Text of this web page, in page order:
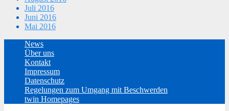
Juli 2016
Juni 2016
Mai 2016
News
Über uns
Kontakt
Impressum
Datenschutz
Regelungen zum Umgang mit Beschwerden
twin Homepages